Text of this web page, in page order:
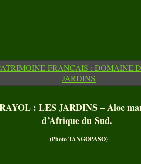
: LES JARDINS – Aloe
d’Afrique du Sud.
(Photo TANGOPASO)